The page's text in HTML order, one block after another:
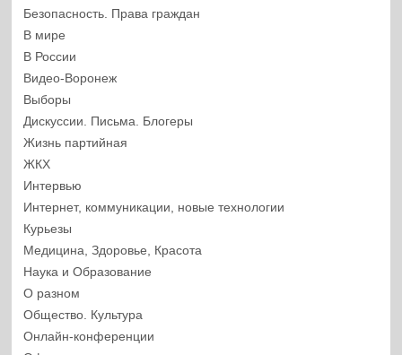
Безопасность. Права граждан
В мире
В России
Видео-Воронеж
Выборы
Дискуссии. Письма. Блогеры
Жизнь партийная
ЖКХ
Интервью
Интернет, коммуникации, новые технологии
Курьезы
Медицина, Здоровье, Красота
Наука и Образование
О разном
Общество. Культура
Онлайн-конференции